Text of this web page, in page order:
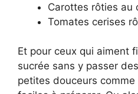
Carottes rôties au
Tomates cerises
Et pour ceux qui aiment
sucrée sans y passer
petites douceurs comme